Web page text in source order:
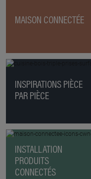
MAISON CONNECTÉE
INSPIRATIONS PIÈCE
PAR PIÈCE
INSTALLATION
PRODUITS
CONNECTÉS